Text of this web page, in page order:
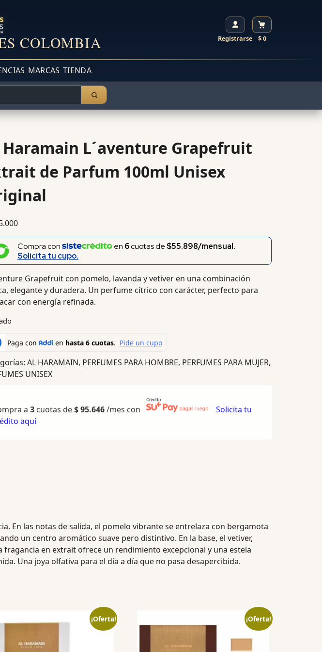
COLOMBIA Registrarse $ 0
MARCAS TIENDA
L´aventure Grapefruit
de Parfum 100ml Unisex
Compra con en 6cuotas de $55.898/mensual.
Solicita tu cupo.
Grapefruit con pomelo, lavanda y vetiver en una combinación
elegante y duradera. Un perfume cítrico con carácter, perfecto para
con energía refinada.
AL HARAMAIN, PERFUMES PARA HOMBRE, PERFUMES PARA MUJER,
UNISEX
a 3cuotas de$95.646/mes con
Solicita tu
aquí
En las notas de salida, el pomelo vibrante se entrelaza con bergamota
un centro aromático suave pero distintivo. En la base, el vetiver,
en extrait ofrece un rendimiento excepcional y una estela
Una joya olfativa para el día a día que no pasa desapercibida.
¡Oferta! ¡Oferta!